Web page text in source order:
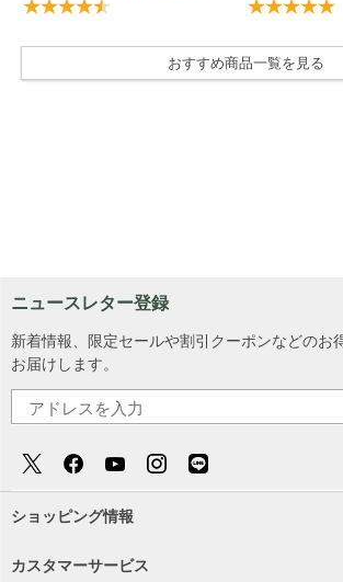
おすすめ商品一覧を見る
ニュースレター登録
新着情報、限定セールや割引クーポンなどのお
お届けします。
ショッピング情報
カスタマーサービス